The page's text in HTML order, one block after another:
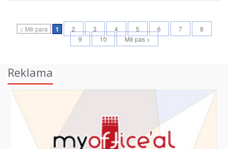
< Më para 1 2 3 4 5 6 7
8
9
10 Më pas >
Reklama